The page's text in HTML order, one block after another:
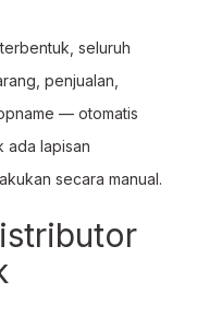
seluruh
penjualan,
— otomatis
ada lapisan
secara manual.